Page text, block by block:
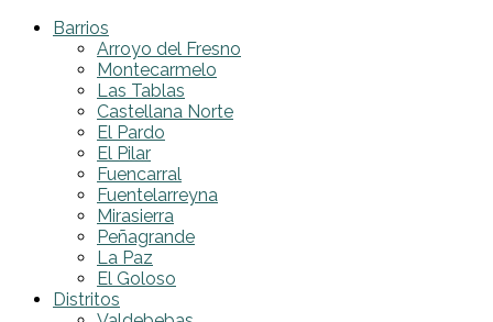
Barrios
Arroyo del Fresno
Montecarmelo
Las Tablas
Castellana Norte
El Pardo
El Pilar
Fuencarral
Fuentelarreyna
Mirasierra
Peñagrande
La Paz
El Goloso
Distritos